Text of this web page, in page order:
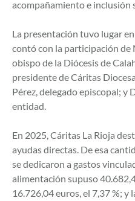
acompañamiento e inclusión
La presentación tuvo lugar
contó con la participación de
obispo de la Diócesis de
presidente de Cáritas
Pérez, delegado episcopal; y
entidad.
En 2025, Cáritas La Rioja
ayudas directas. De esa
se dedicaron a gastos
alimentación supuso
16.726,04 euros, el 7,37 %; y